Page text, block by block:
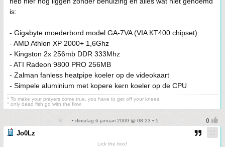
is:
- Gigabyte moederbord model GA-7VA (VIA KT400 chipset)
- AMD Athlon XP 2000+ 1,6Ghz
- Kingston 2x 256mb DDR 333Mhz
- ATI Radeon 9800 PRO 256MB
- Zalman fanless heatpipe koeler op de videokaart
- Simpele aluminium met kopere kern koeler op de CPU
* To make your prayers come true, you have to get off your knees.
* only dead fish go with the flow.
• dinsdag 6 januari 2009 @ 08:23 • 5
Jo0Lz
Lick the box!